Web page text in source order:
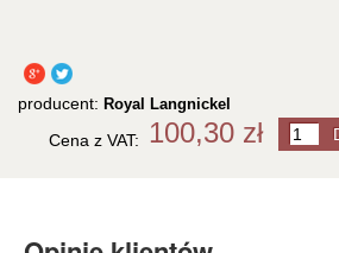
producent: Royal Langnickel
100,30 zł
Cena z VAT: